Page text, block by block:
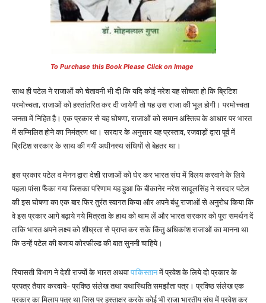
To Purchase this Book Please Click on Image
साथ ही पटेल ने राजाओं को चेतावनी भी दी कि यदि कोई नरेश यह सोचता हो कि ब्रिटिश
परमोच्चता, राजाओं को हस्तांतरित कर दी जायेगी तो यह उस राजा की भूल होगी। परमोच्चता
जनता में निहित है। एक प्रकार से यह घोषणा, राजाओं को समान अस्तित्व के आधार पर भारत
में सम्मिलित होने का निमंत्रण था। सरदार के अनुसार यह प्रस्ताव, रजवाड़ों द्वारा पूर्व में
ब्रिटिश सरकार के साथ की गयी अधीनस्थ संधियों से बेहतर था।
इस प्रकार पटेल व मेनन द्वारा देशी राजाओं को घेर कर भारत संघ में विलय करवाने के लिये
पहला पांसा फैंका गया जिसका परिणाम यह हुआ कि बीकानेर नरेश सादूलसिंह ने सरदार पटेल
की इस घोषणा का एक बार फिर तुरंत स्वागत किया और अपने बंधु राजाओं से अनुरोध किया कि
वे इस प्रकार आगे बढ़ाये गये मित्रता के हाथ को थाम लें और भारत सरकार को पूरा समर्थन दें
ताकि भारत अपने लक्ष्य को शीघ्रता से प्राप्त कर सके किंतु अधिकांश राजाओं का मानना था
कि उन्हें पटेल की बजाय कोरफील्ड की बात सुननी चाहिये।
रियासती विभाग ने देशी राज्यों के भारत अथवा पाकिस्तानमें प्रवेश के लिये दो प्रकार के
प्रपत्र तैयार करवाये- प्रविष्ठ संलेख तथा यथास्थिति समझौता पत्र। प्रविष्ठ संलेख एक
प्रकार का मिलाप पत्र था जिस पर हस्ताक्षर करके कोई भी राजा भारतीय संघ में प्रवेश कर